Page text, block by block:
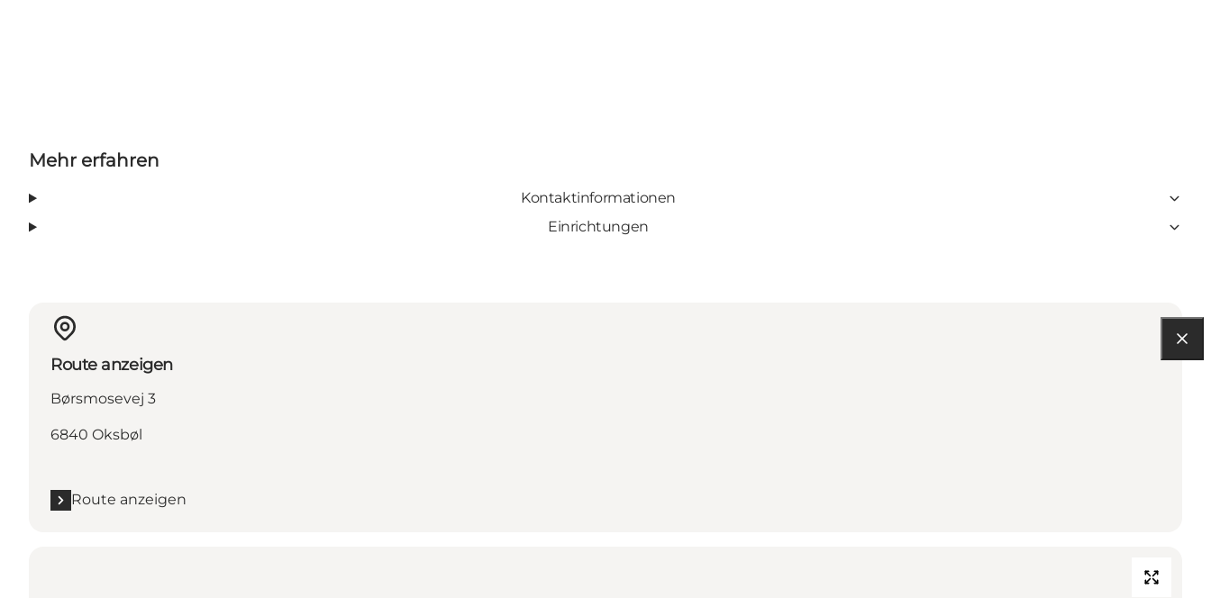
Mehr erfahren
Kontaktinformationen
Einrichtungen
Route anzeigen
Børsmosevej 3
6840 Oksbøl
Route anzeigen